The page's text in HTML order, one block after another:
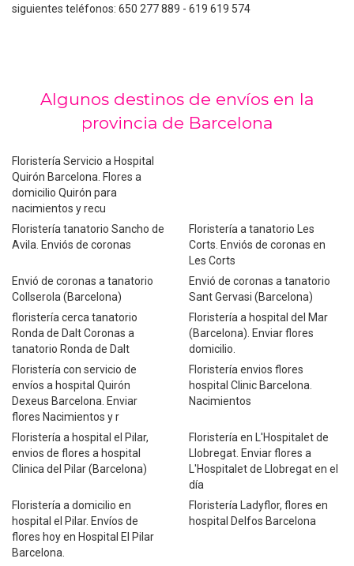
siguientes teléfonos: 650 277 889 - 619 619 574
Algunos destinos de envíos en la
provincia de Barcelona
Floristería Servicio a Hospital
Quirón Barcelona. Flores a
domicilio Quirón para
nacimientos y recu
Floristería tanatorio Sancho de
Avila. Enviós de coronas
Floristería a tanatorio Les
Corts. Enviós de coronas en
Les Corts
Envió de coronas a tanatorio
Collserola (Barcelona)
Envió de coronas a tanatorio
Sant Gervasi (Barcelona)
floristería cerca tanatorio
Ronda de Dalt Coronas a
tanatorio Ronda de Dalt
Floristería a hospital del Mar
(Barcelona). Enviar flores
domicilio.
Floristería con servicio de
envíos a hospital Quirón
Dexeus Barcelona. Enviar
flores Nacimientos y r
Floristería envios flores
hospital Clinic Barcelona.
Nacimientos
Floristería a hospital el Pilar,
envios de flores a hospital
Clinica del Pilar (Barcelona)
Floristería en L'Hospitalet de
Llobregat. Enviar flores a
L'Hospitalet de Llobregat en el
día
Floristería a domicilio en
hospital el Pilar. Envíos de
flores hoy en Hospital El Pilar
Barcelona.
Floristería Ladyflor, flores en
hospital Delfos Barcelona